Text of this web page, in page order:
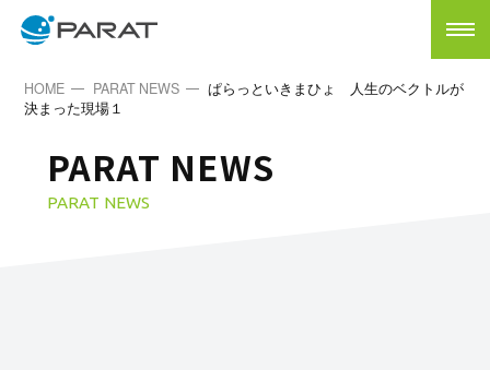
PARAT NEWS
PARAT NEWS
HOME PARAT NEWS
ぱらっといきまひょ 人生のベクトルが
決まった現場１